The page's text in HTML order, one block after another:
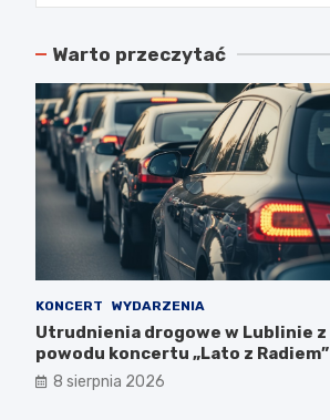
Warto przeczytać
KONCERT WYDARZENIA
Utrudnienia drogowe w Lublinie z
powodu koncertu „Lato z Radiem”
8 sierpnia 2026